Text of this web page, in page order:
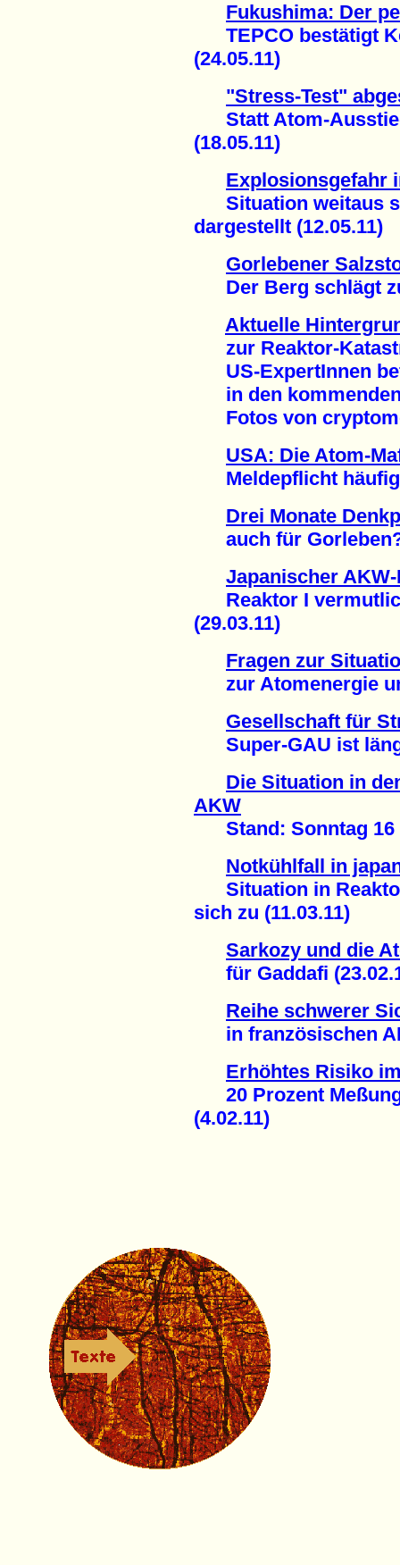
Fukushima: Der
TEPCO bestätigt
(24.05.11)
"Stress-Test"
Statt Atom-
(18.05.11)
Explosionsgefahr
Situation weitaus
dargestellt (12.05.11)
Gorlebener
Der Berg schlägt
Aktuelle
zur Reaktor-
US-ExpertInnen
in den kommenden
Fotos von
USA: Die Atom-
Meldepflicht häufig
Drei Monate
auch für Gorleben?
Japanischer
Reaktor I
(29.03.11)
Fragen zur
zur Atomenergie
Gesellschaft für
Super-GAU ist
Die Situation in
AKW
Stand: Sonntag 16
Notkühlfall in
Situation in
sich zu (11.03.11)
Sarkozy und die
für Gaddafi
Reihe schwerer
in französischen
Erhöhtes Risiko
20 Prozent
(4.02.11)